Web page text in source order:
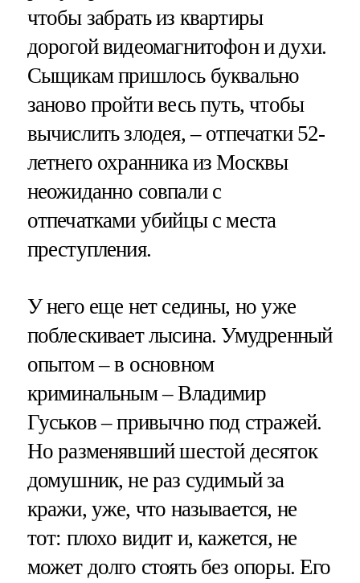
чтобы забрать из квартиры
дорогой видеомагнитофон и духи.
Сыщикам пришлось буквально
заново пройти весь путь, чтобы
вычислить злодея, – отпечатки 52-
летнего охранника из Москвы
неожиданно совпали с
отпечатками убийцы с места
преступления.
У него еще нет седины, но уже
поблескивает лысина. Умудренный
опытом – в основном
криминальным – Владимир
Гуськов – привычно под стражей.
Но разменявший шестой десяток
домушник, не раз судимый за
кражи, уже, что называется, не
тот: плохо видит и, кажется, не
может долго стоять без опоры. Его